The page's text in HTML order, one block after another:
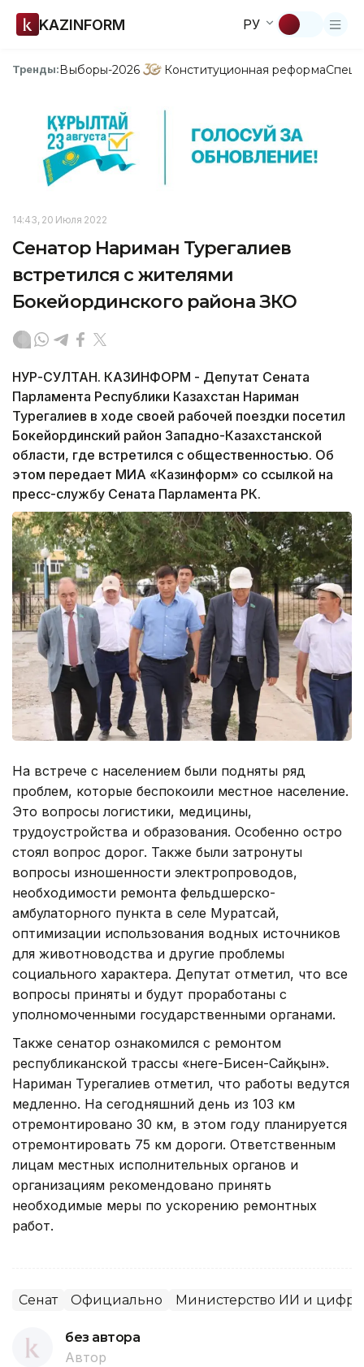
KAZINFORM РУ
Тренды:Выборы-2026 Конституционная реформа
14:43, 20 Июля 2022
Сенатор Нариман Турегалиев
встретился с жителями
Бокейординского района ЗКО
НУР-СУЛТАН. КАЗИНФОРМ - Депутат Сената
Парламента Республики Казахстан Нариман
Турегалиев в ходе своей рабочей поездки посетил
Бокейординский район Западно-Казахстанской
области, где встретился с общественностью. Об
этом передает МИА «Казинформ» со ссылкой на
пресс-службу Сената Парламента РК.
На встрече с населением были подняты ряд
проблем, которые беспокоили местное население.
Это вопросы логистики, медицины,
трудоустройства и образования. Особенно остро
стоял вопрос дорог. Также были затронуты
вопросы изношенности электропроводов,
необходимости ремонта фельдшерско-
амбулаторного пункта в селе Муратсай,
оптимизации использования водных источников
для животноводства и другие проблемы
социального характера. Депутат отметил, что все
вопросы приняты и будут проработаны с
уполномоченными государственными органами.
Также сенатор ознакомился с ремонтом
республиканской трассы «Өнеге-Бисен-Сайқын».
Нариман Турегалиев отметил, что работы ведутся
медленно. На сегодняшний день из 103 км
отремонтировано 30 км, в этом году планируется
отремонтировать 75 км дороги. Ответственным
лицам местных исполнительных органов и
организациям рекомендовано принять
необходимые меры по ускорению ремонтных
работ.
Сенат Официально Министерство ИИ и
без автора
Автор